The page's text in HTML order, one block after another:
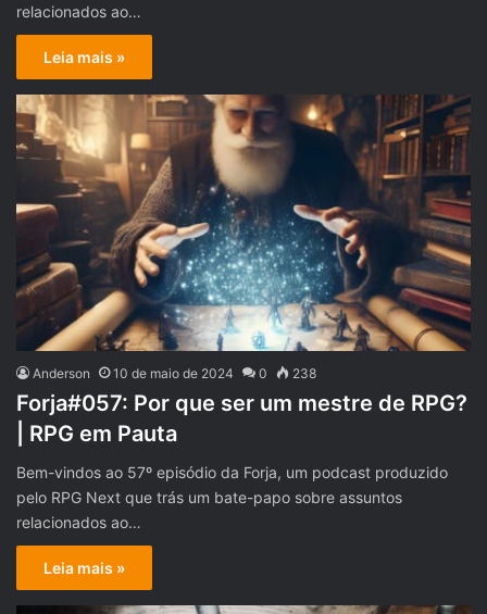
relacionados ao…
Leia mais »
Anderson 10 de maio de 2024 0 238
Forja#057: Por que ser um mestre de RPG?
| RPG em Pauta
Bem-vindos ao 57º episódio da Forja, um podcast produzido
pelo RPG Next que trás um bate-papo sobre assuntos
relacionados ao…
Leia mais »